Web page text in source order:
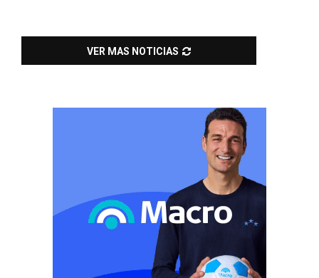
VER MAS NOTICIAS